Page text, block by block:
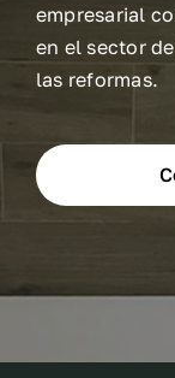
empresarial
en el sector
las reformas.